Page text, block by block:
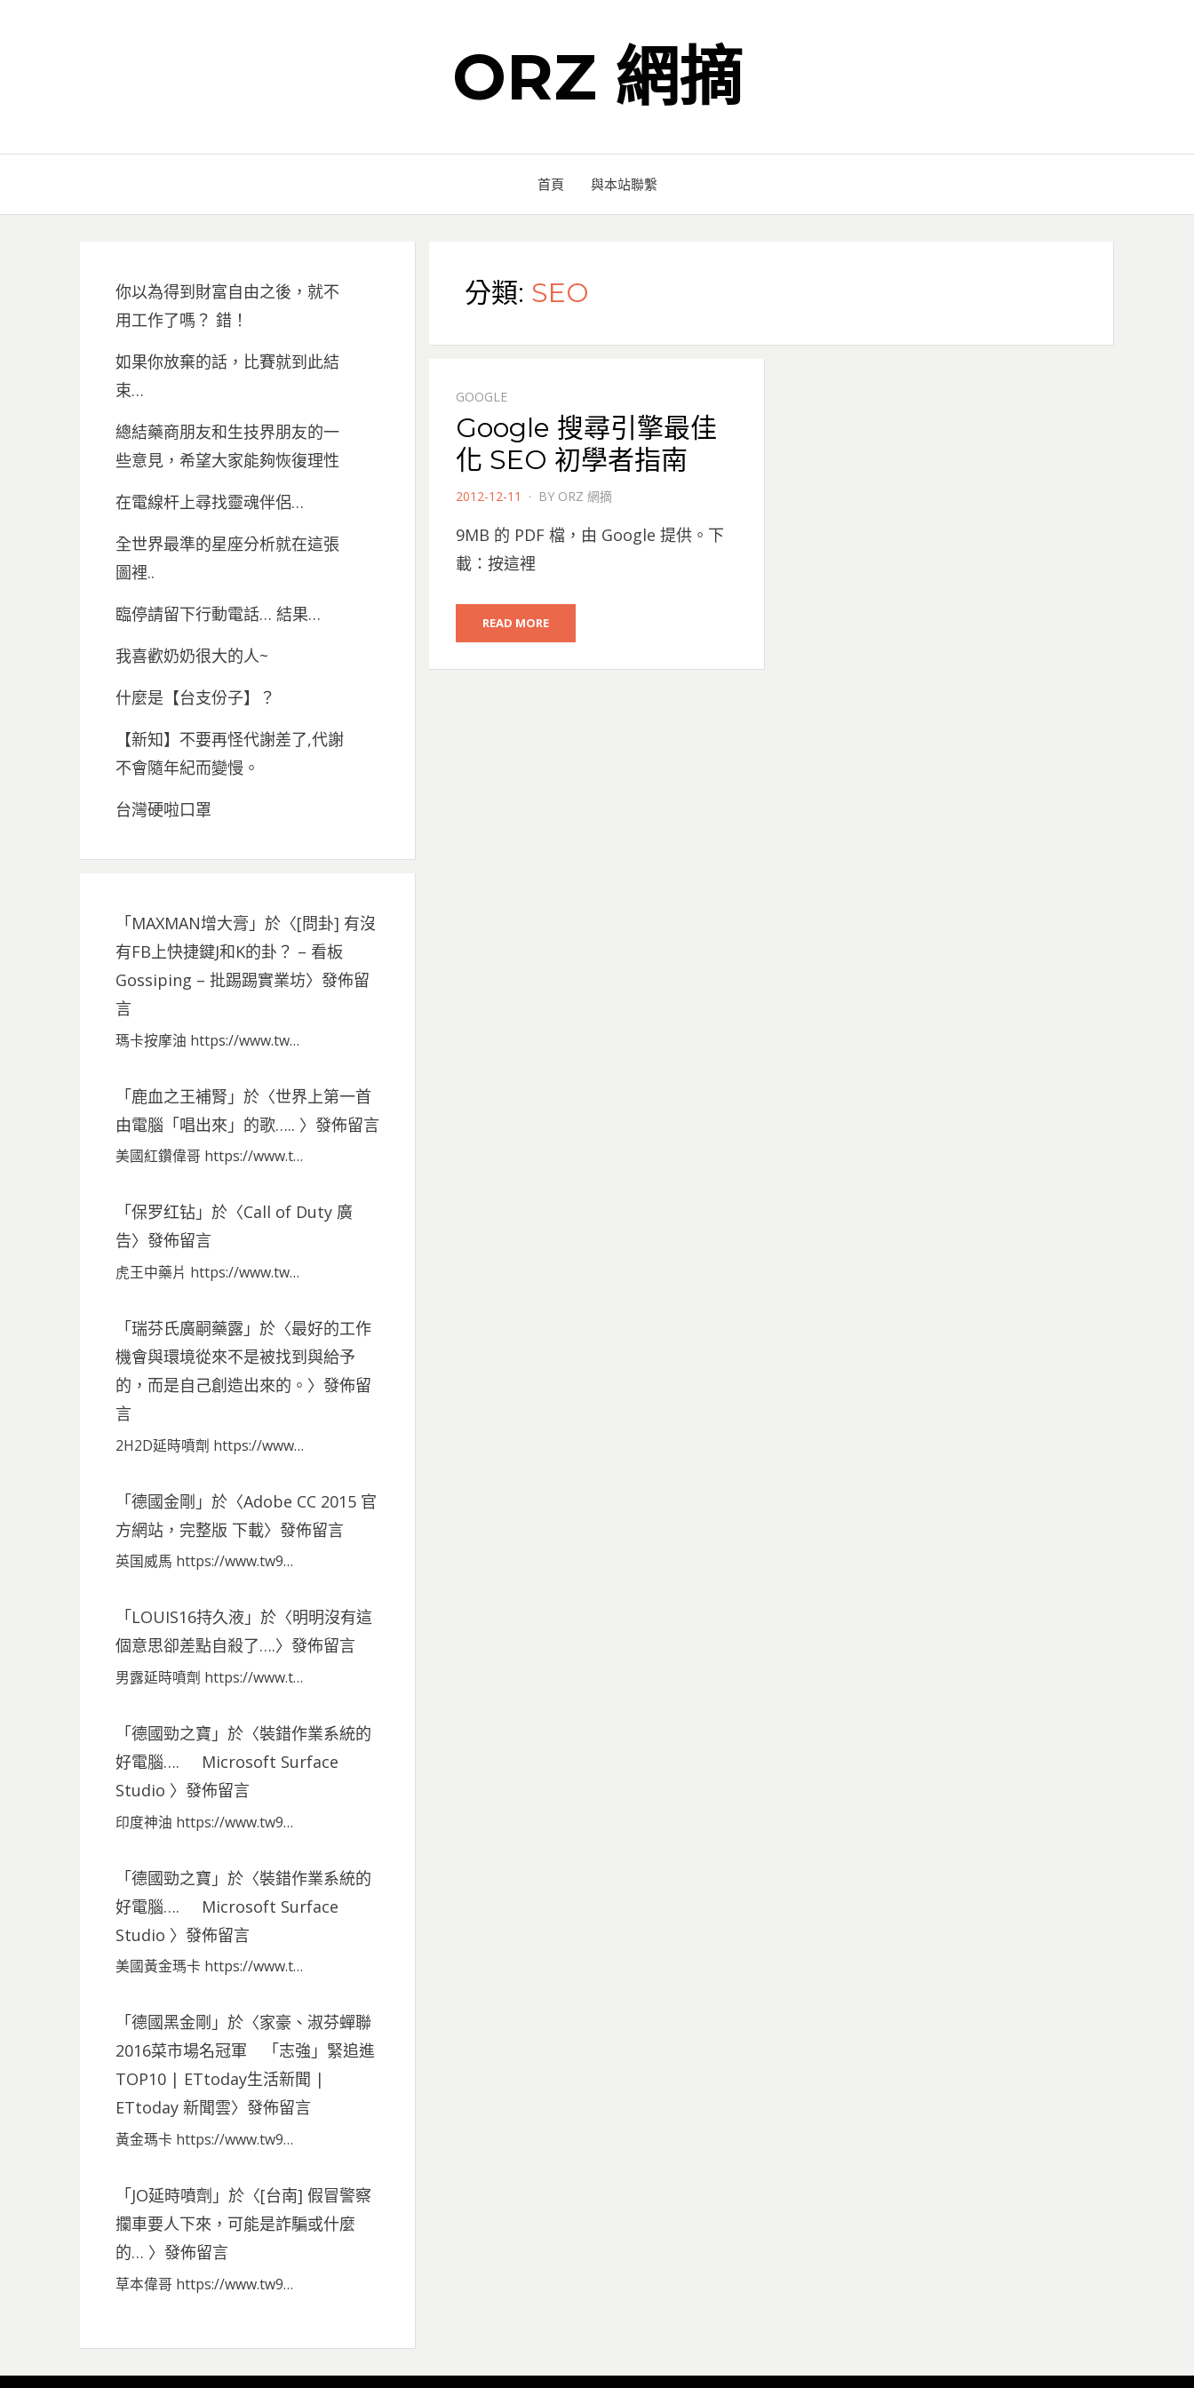
ORZ 網摘
首頁 與本站聯繫
分類: SEO
GOOGLE
Google 搜尋引擎最佳
化 SEO 初學者指南
POSTED
2012-12-11 BY ORZ 網摘
9MB 的 PDF 檔，由 Google 提供。下
載：按這裡
READ MORE
你以為得到財富自由之後，就不
用工作了嗎？ 錯！
如果你放棄的話，比賽就到此結
束…
總結藥商朋友和生技界朋友的一
些意見，希望大家能夠恢復理性
在電線杆上尋找靈魂伴侶…
全世界最準的星座分析就在這張
圖裡..
臨停請留下行動電話… 結果…
我喜歡奶奶很大的人~
什麼是【台支份子】？
【新知】不要再怪代謝差了,代謝
不會隨年紀而變慢。
台灣硬啦口罩
「MAXMAN增大膏 」於〈[問卦] 有沒
有FB上快捷鍵J和K的卦？ – 看板
Gossiping – 批踢踢實業坊〉發佈留
言
瑪卡按摩油 https://www.tw…
「鹿血之王補腎 」於〈世界上第一首
由電腦「唱出來」的歌….. 〉發佈留言
美國紅鑽偉哥 https://www.t…
「保罗红钻」於〈Call of Duty 廣
告〉發佈留言
虎王中藥片 https://www.tw…
「瑞芬氏廣嗣藥露」於〈最好的工作
機會與環境從來不是被找到與給予
的，而是自己創造出來的。 〉發佈留
言
2H2D延時噴劑 https://www…
「德國金剛 」於〈Adobe CC 2015 官
方網站，完整版 下載〉發佈留言
英国威馬 https://www.tw9…
「LOUIS16持久液」於〈明明沒有這
個意思卻差點自殺了….〉發佈留言
男露延時噴劑 https://www.t…
「德國勁之寶 」於〈裝錯作業系統的
好電腦…. Microsoft Surface
Studio 〉發佈留言
印度神油 https://www.tw9…
「德國勁之寶 」於〈裝錯作業系統的
好電腦…. Microsoft Surface
Studio 〉發佈留言
美國黃金瑪卡 https://www.t…
「德國黑金剛 」於〈家豪、淑芬蟬聯
2016菜市場名冠軍 「志強」緊追進
TOP10 | ETtoday生活新聞 |
ETtoday 新聞雲〉發佈留言
黃金瑪卡 https://www.tw9…
「JO延時噴劑 」於〈[台南] 假冒警察
攔車要人下來，可能是詐騙或什麼
的… 〉發佈留言
草本偉哥 https://www.tw9…